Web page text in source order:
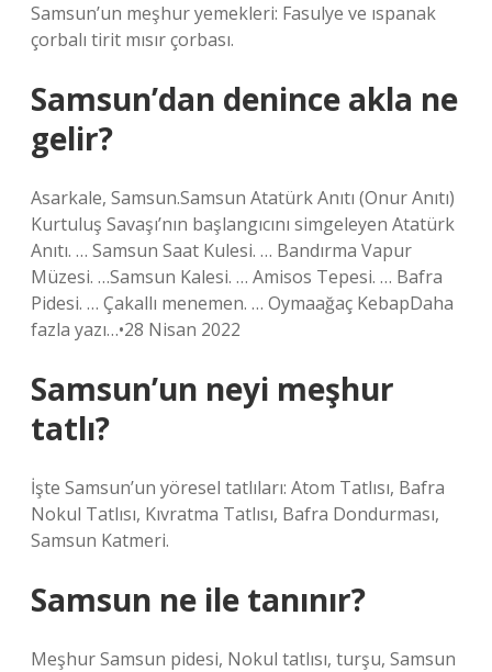
Samsun’un meşhur yemekleri: Fasulye ve ıspanak
çorbalı tirit mısır çorbası.
Samsun’dan denince akla ne
gelir?
Asarkale, Samsun.Samsun Atatürk Anıtı (Onur Anıtı)
Kurtuluş Savaşı’nın başlangıcını simgeleyen Atatürk
Anıtı. … Samsun Saat Kulesi. … Bandırma Vapur
Müzesi. …Samsun Kalesi. … Amisos Tepesi. … Bafra
Pidesi. … Çakallı menemen. … Oymaağaç KebapDaha
fazla yazı…•28 Nisan 2022
Samsun’un neyi meşhur
tatlı?
İşte Samsun’un yöresel tatlıları: Atom Tatlısı, Bafra
Nokul Tatlısı, Kıvratma Tatlısı, Bafra Dondurması,
Samsun Katmeri.
Samsun ne ile tanınır?
Meşhur Samsun pidesi, Nokul tatlısı, turşu, Samsun